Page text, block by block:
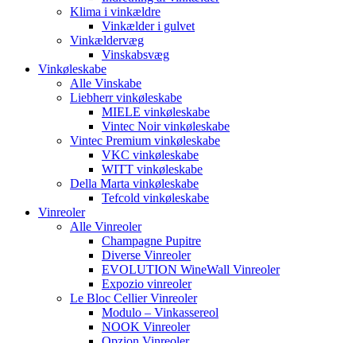
Klima i vinkældre
Vinkælder i gulvet
Vinkældervæg
Vinskabsvæg
Vinkøleskabe
Alle Vinskabe
Liebherr vinkøleskabe
MIELE vinkøleskabe
Vintec Noir vinkøleskabe
Vintec Premium vinkøleskabe
VKC vinkøleskabe
WITT vinkøleskabe
Della Marta vinkøleskabe
Tefcold vinkøleskabe
Vinreoler
Alle Vinreoler
Champagne Pupitre
Diverse Vinreoler
EVOLUTION WineWall Vinreoler
Expozio vinreoler
Le Bloc Cellier Vinreoler
Modulo – Vinkassereol
NOOK Vinreoler